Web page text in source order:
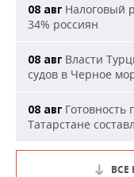
08 авг Налоговый
34% россиян
08 авг Власти
судов в Черное
08 авг
Татарстане
ВСЕ